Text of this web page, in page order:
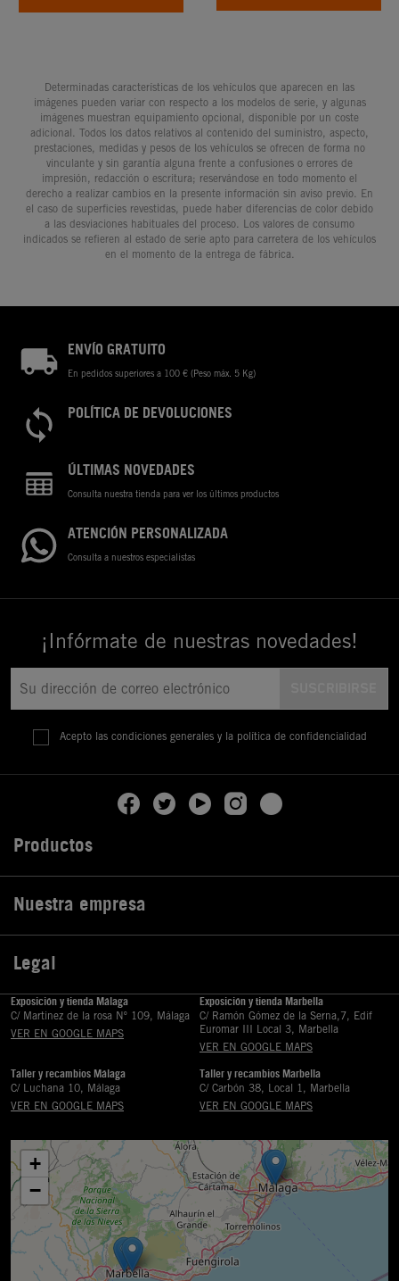
Determinadas características de los vehículos que aparecen en las
imágenes pueden variar con respecto a los modelos de serie, y algunas
imágenes muestran equipamiento opcional, disponible por un coste
adicional. Todos los datos relativos al contenido del suministro, aspecto,
prestaciones, medidas y pesos de los vehículos se ofrecen de forma no
vinculante y sin garantía alguna frente a confusiones o errores de
impresión, redacción o escritura; reservándose en todo momento el
derecho a realizar cambios en la presente información sin aviso previo. En
el caso de superficies revestidas, puede haber diferencias de color debido
a las desviaciones habituales del proceso. Los valores de consumo
indicados se refieren al estado de serie apto para carretera de los vehículos
en el momento de la entrega de fábrica.
ENVÍO GRATUITO
En pedidos superiores a 100 € (Peso máx. 5 Kg)
POLÍTICA DE DEVOLUCIONES
ÚLTIMAS NOVEDADES
Consulta nuestra tienda para ver los últimos productos
ATENCIÓN PERSONALIZADA
Consulta a nuestros especialistas
¡Infórmate de nuestras novedades!
Acepto las condiciones generales y la política de confidencialidad
Productos
Nuestra empresa
Legal
Exposición y tienda Málaga
C/ Martinez de la rosa Nº 109, Málaga
VER EN GOOGLE MAPS
Exposición y tienda Marbella
C/ Ramón Gómez de la Serna,7, Edif
Euromar III Local 3, Marbella
VER EN GOOGLE MAPS
Taller y recambios Málaga
C/ Luchana 10, Málaga
VER EN GOOGLE MAPS
Taller y recambios Marbella
C/ Carbón 38, Local 1, Marbella
VER EN GOOGLE MAPS
+
−